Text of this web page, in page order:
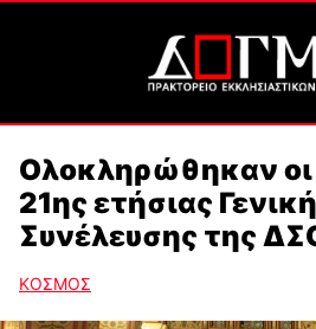
Ολοκληρώθηκαν οι
21ης ετήσιας
Συνέλευσης της
ΚΟΣΜΟΣ